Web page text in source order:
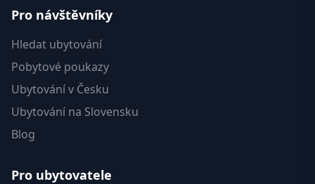
Pro návštěvníky
Hledat ubytování
Pobytové poukazy
Ubytování v Česku
Ubytování na Slovensku
Blog
Pro ubytovatele